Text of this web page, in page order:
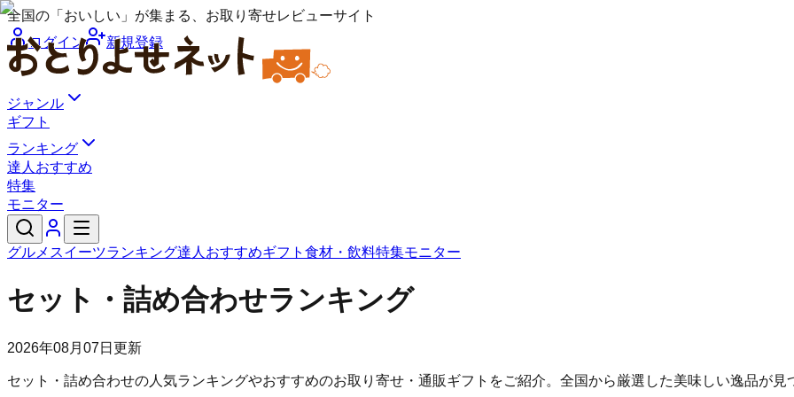
全国の「おいしい」が集まる、お取り寄せレビューサイト
ログイン
新規登録
ジャンル
ギフト
ランキング
達人おすすめ
特集
モニター
グルメ スイーツランキング達人おすすめギフト 食材・飲料特集モニター
セット・詰め合わせランキング
2026年08月07日 更新
セット・詰め合わせの人気ランキングやおすすめのお取り寄せ・通販ギフトをご紹介。全国から厳選した美味しい逸品が見